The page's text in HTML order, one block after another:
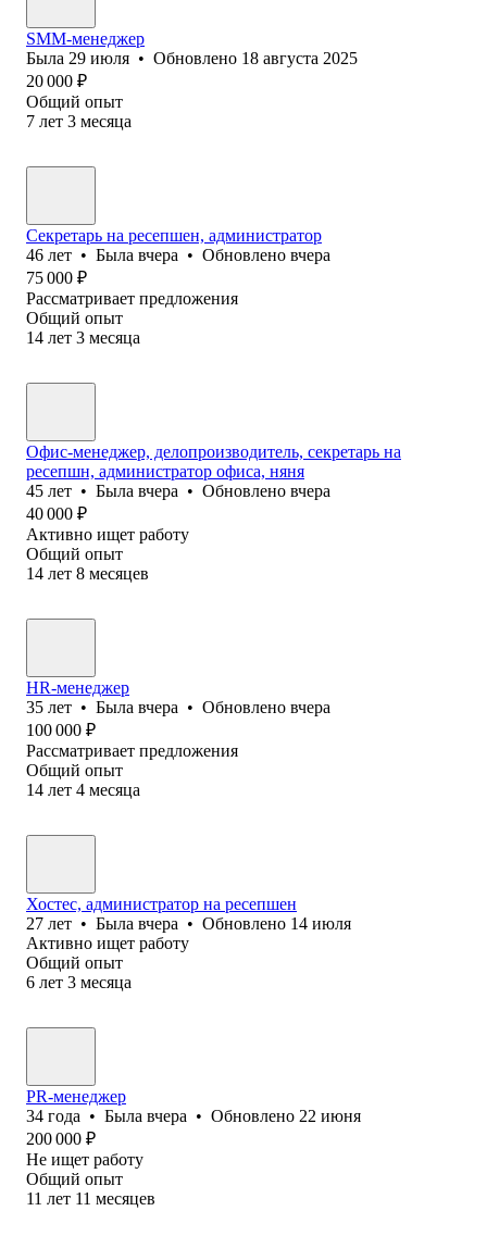
SMM-менеджер
Была 29 июля • Обновлено 18 августа 2025
20 000 ₽
Общий опыт
7 лет 3 месяца
Секретарь на ресепшен, администратор
46 лет • Была вчера • Обновлено вчера
75 000 ₽
Рассматривает предложения
Общий опыт
14 лет 3 месяца
Офис-менеджер, делопроизводитель, секретарь на
ресепшн, администратор офиса, няня
45 лет • Была вчера • Обновлено вчера
40 000 ₽
Активно ищет работу
Общий опыт
14 лет 8 месяцев
HR-менеджер
35 лет • Была вчера • Обновлено вчера
100 000 ₽
Рассматривает предложения
Общий опыт
14 лет 4 месяца
Хостес, администратор на ресепшен
27 лет • Была вчера • Обновлено 14 июля
Активно ищет работу
Общий опыт
6 лет 3 месяца
PR-менеджер
34 года • Была вчера • Обновлено 22 июня
200 000 ₽
Не ищет работу
Общий опыт
11 лет 11 месяцев